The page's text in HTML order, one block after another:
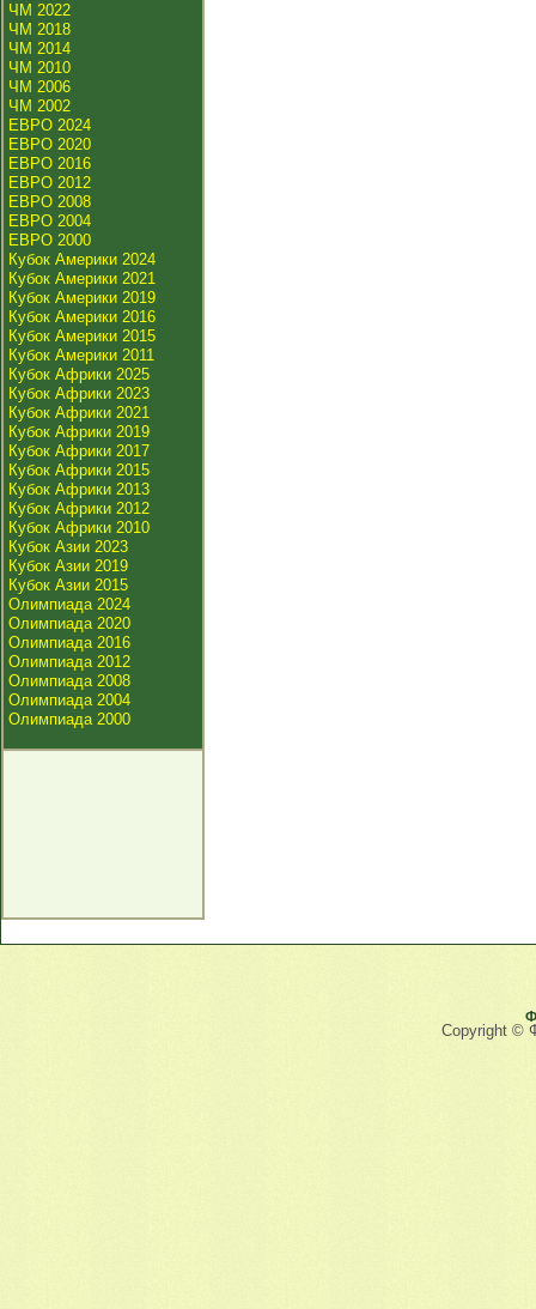
ЧМ 2022
ЧМ 2018
ЧМ 2014
ЧМ 2010
ЧМ 2006
ЧМ 2002
ЕВРО 2024
ЕВРО 2020
ЕВРО 2016
ЕВРО 2012
ЕВРО 2008
ЕВРО 2004
ЕВРО 2000
Кубок Америки 2024
Кубок Америки 2021
Кубок Америки 2019
Кубок Америки 2016
Кубок Америки 2015
Кубок Америки 2011
Кубок Африки 2025
Кубок Африки 2023
Кубок Африки 2021
Кубок Африки 2019
Кубок Африки 2017
Кубок Африки 2015
Кубок Африки 2013
Кубок Африки 2012
Кубок Африки 2010
Кубок Азии 2023
Кубок Азии 2019
Кубок Азии 2015
Олимпиада 2024
Олимпиада 2020
Олимпиада 2016
Олимпиада 2012
Олимпиада 2008
Олимпиада 2004
Олимпиада 2000
Copyright ©